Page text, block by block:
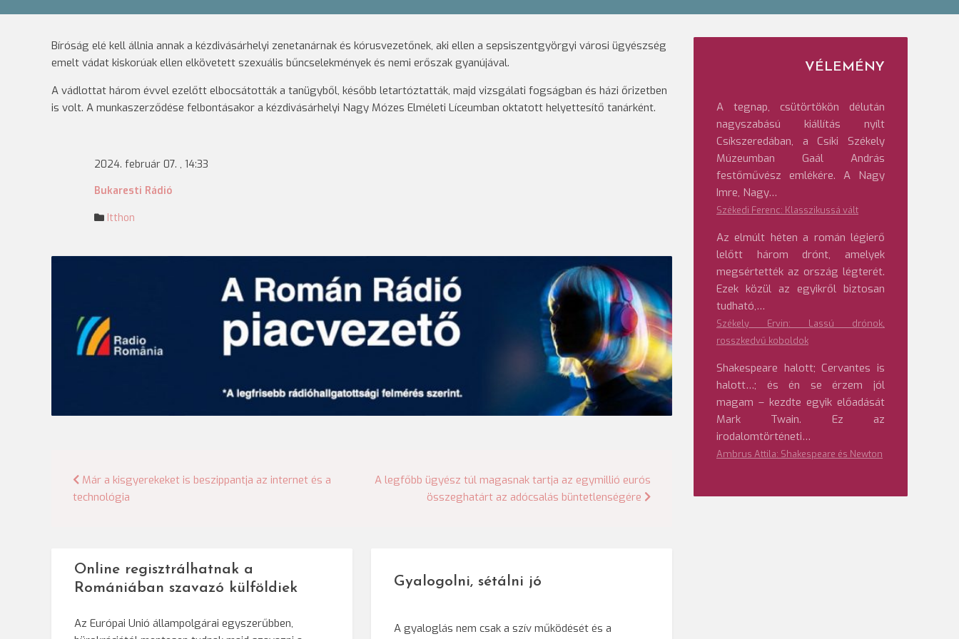
Bíróság elé kell állnia annak a kézdivásárhelyi zenetanárnak és kórusvezetőnek, aki ellen a sepsiszentgyörgyi városi ügyészség
emelt vádat kiskorúak ellen elkövetett szexuális bűncselekmények és nemi erőszak gyanújával.
A vádlottat három évvel ezelőtt elbocsátották a tanügyből, később letartóztatták, majd vizsgálati fogságban és házi őrizetben
is volt. A munkaszerződése felbontásakor a kézdivásárhelyi Nagy Mózes Elméleti Líceumban oktatott helyettesítő tanárként.
2024. február 07. , 14:33
Bukaresti Rádió
Itthon
Bejegyzés
navigáció
Már a kisgyerekeket is beszippantja az internet és a
technológia
A legfőbb ügyész túl magasnak tartja az egymillió eurós
összeghatárt az adócsalás büntetlenségére
Online regisztrálhatnak a
Romániában szavazó külföldiek
Az Európai Unió állampolgárai egyszerűbben,
Gyalogolni, sétálni jó
A gyaloglás nem csak a szív működését és a
VÉLEMÉNY
A tegnap, csütörtökön délután
nagyszabású kiállítás nyílt
Csíkszeredában, a Csíki Székely
Múzeumban Gaál András
festőművész emlékére. A Nagy
Imre, Nagy…
Székedi Ferenc: Klasszikussá vált
Az elmúlt héten a román légierő
lelőtt három drónt, amelyek
megsértették az ország légterét.
Ezek közül az egyikről biztosan
tudható,…
Székely Ervin: Lassú drónok,
rosszkedvű koboldok
Shakespeare halott; Cervantes is
halott…; és én se érzem jól
magam – kezdte egyik előadását
Mark Twain. Ez az
irodalomtörténeti…
Ambrus Attila: Shakespeare és Newton